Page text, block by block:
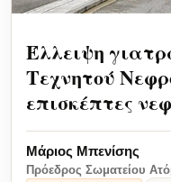
Έλλειψη
Τεχνητού
επισκέπτες
Μάριος Μπενίσης
Πρόεδρος Σωματείου